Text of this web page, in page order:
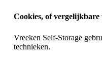
Cookies, of
Vreeken Self-Storage
technieken.